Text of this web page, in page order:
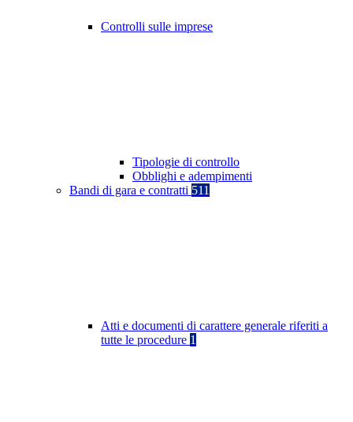
Controlli sulle imprese
Tipologie di controllo
Obblighi e adempimenti
Bandi di gara e contratti 511
Atti e documenti di carattere generale riferiti a
tutte le procedure 1